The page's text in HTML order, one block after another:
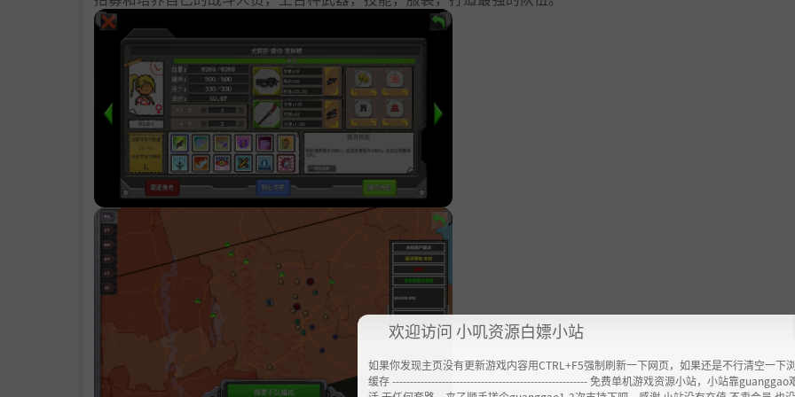
欢迎访问 小叽资源白嫖小站
如果你发现主页没有更新游戏内容用CTRL+F5强制刷新一下网页，如果还是不行清空一下
缓存 ------------------------------------------------------- 免费单机游戏资源小站，小站靠guanggao